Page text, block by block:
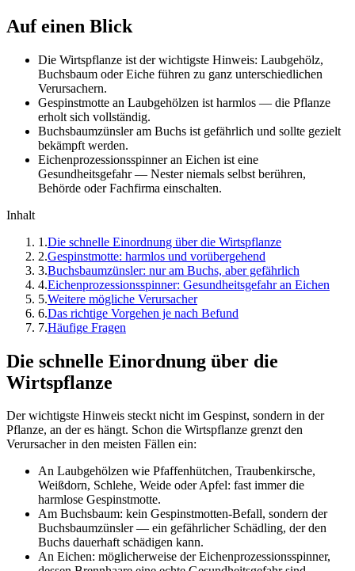
Auf einen Blick
Die Wirtspflanze ist der wichtigste Hinweis: Laubgehölz,
Buchsbaum oder Eiche führen zu ganz unterschiedlichen
Verursachern.
Gespinstmotte an Laubgehölzen ist harmlos — die Pflanze
erholt sich vollständig.
Buchsbaumzünsler am Buchs ist gefährlich und sollte gezielt
bekämpft werden.
Eichenprozessionsspinner an Eichen ist eine
Gesundheitsgefahr — Nester niemals selbst berühren,
Behörde oder Fachfirma einschalten.
Inhalt
1 .Die schnelle Einordnung über die Wirtspflanze
2.Gespinstmotte: harmlos und vorübergehend
3.Buchsbaumzünsler: nur am Buchs, aber gefährlich
4.Eichenprozessionsspinner: Gesundheitsgefahr an Eichen
5.Weitere mögliche Verursacher
6.Das richtige Vorgehen je nach Befund
7.Häufige Fragen
Die schnelle Einordnung über die
Wirtspflanze
Der wichtigste Hinweis steckt nicht im Gespinst, sondern in der
Pflanze, an der es hängt. Schon die Wirtspflanze grenzt den
Verursacher in den meisten Fällen ein:
An Laubgehölzen wie Pfaffenhütchen, Traubenkirsche,
Weißdorn, Schlehe, Weide oder Apfel: fast immer die
harmlose Gespinstmotte.
Am Buchsbaum: kein Gespinstmotten-Befall, sondern der
Buchsbaumzünsler — ein gefährlicher Schädling, der den
Buchs dauerhaft schädigen kann.
An Eichen: möglicherweise der Eichenprozessionsspinner,